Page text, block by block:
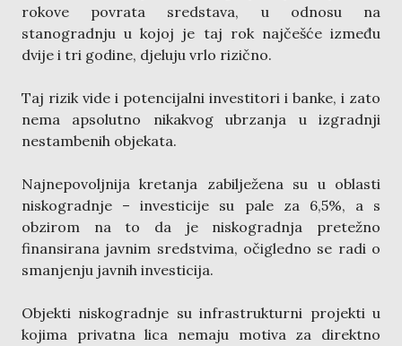
rokove povrata sredstava, u odnosu na
stanogradnju u kojoj je taj rok najčešće između
dvije i tri godine, djeluju vrlo rizično.
Taj rizik vide i potencijalni investitori i banke, i zato
nema apsolutno nikakvog ubrzanja u izgradnji
nestambenih objekata.
Najnepovoljnija kretanja zabilježena su u oblasti
niskogradnje – investicije su pale za 6,5%, a s
obzirom na to da je niskogradnja pretežno
finansirana javnim sredstvima, očigledno se radi o
smanjenju javnih investicija.
Objekti niskogradnje su infrastrukturni projekti u
kojima privatna lica nemaju motiva za direktno